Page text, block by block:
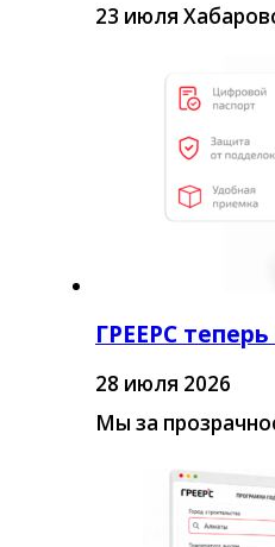
23 июля
ГРЕЕРС
28 июля 2026
Мы за